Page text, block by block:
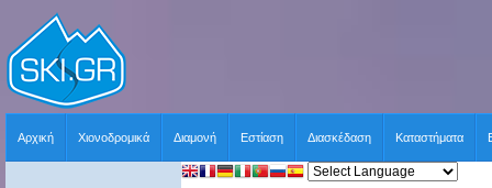
Αρχική Χιονοδρομικά Διαμονή Εστίαση Διασκέδαση Καταστήματα